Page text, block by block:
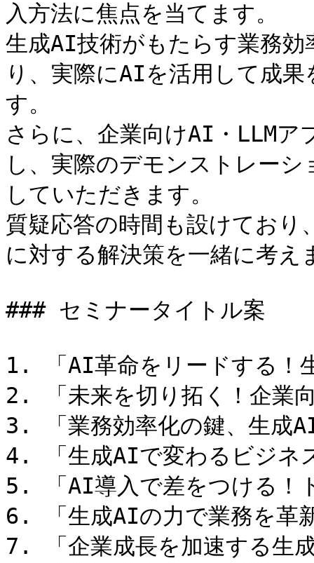
入方法に焦点を当てます。
生成AI技術がもたらす業務
り、実際にAIを活用して成
す。
さらに、企業向けAI・LLMア
し、実際のデモンストレー
していただきます。
質疑応答の時間も設けており
に対する解決策を一緒に考え
### セミナータイトル案
1. 「AI革命をリードする！
2. 「未来を切り拓く！企業
3. 「業務効率化の鍵、生成
4. 「生成AIで変わるビジネ
5. 「AI導入で差をつける！
6. 「生成AIの力で業務を革
7. 「企業成長を加速する生